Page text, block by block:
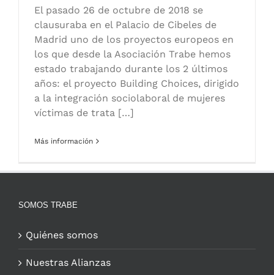
El pasado 26 de octubre de 2018 se
clausuraba en el Palacio de Cibeles de
Madrid uno de los proyectos europeos en
los que desde la Asociación Trabe hemos
estado trabajando durante los 2 últimos
años: el proyecto Building Choices, dirigido
a la integración sociolaboral de mujeres
víctimas de trata […]
Más información
SOMOS TRABE
Quiénes somos
Nuestras Alianzas